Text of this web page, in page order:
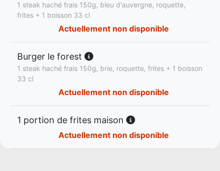
1 steak haché frais 150g, bleu d'auvergne, roquette,
frites + 1 boisson 33 cl
Actuellement non disponible
Burger le forest
1 steak haché frais 150g, brie, roquette, frites + 1 boisson
33 cl
Actuellement non disponible
1 portion de frites maison
Actuellement non disponible